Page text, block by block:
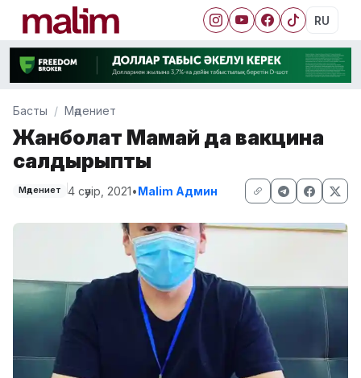
RU
Басты Мәдениет
Жанболат Мамай да вакцина
салдырыпты
Мәдениет 4 сәуір, 2021•Malim Админ